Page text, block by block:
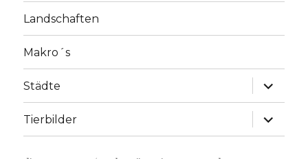
Landschaften
Makro´s
Städte
Tierbilder